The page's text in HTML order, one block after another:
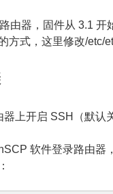
由器，固件从 3.1 开
方式，这里修改/etc/
器上开启 SSH（默认
软件登录路由器